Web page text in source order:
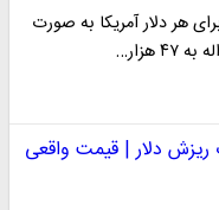
هر دلار آمریکا به صورت